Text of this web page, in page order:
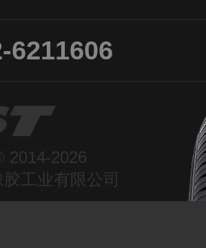
6211606
2014-2026
工业有限公司